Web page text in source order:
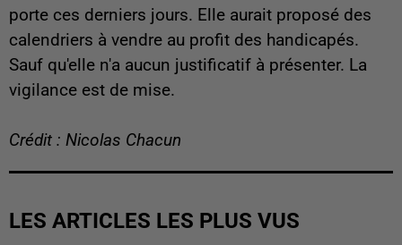
porte ces derniers jours. Elle aurait proposé des
calendriers à vendre au profit des handicapés.
Sauf qu'elle n'a aucun justificatif à présenter. La
vigilance est de mise.
Crédit : Nicolas Chacun
LES ARTICLES LES PLUS VUS